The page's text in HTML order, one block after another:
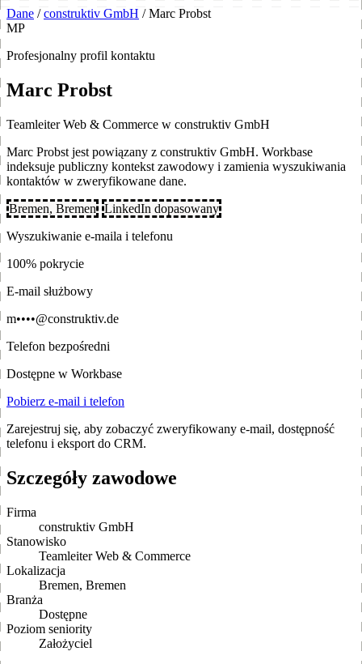
Dane / construktiv GmbH / Marc Probst
MP
Profesjonalny profil kontaktu
Marc Probst
Teamleiter Web & Commerce w construktiv GmbH
Marc Probst jest powiązany z construktiv GmbH. Workbase
indeksuje publiczny kontekst zawodowy i zamienia wyszukiwania
kontaktów w zweryfikowane dane.
Bremen, Bremen
LinkedIn dopasowany
Wyszukiwanie e-maila i telefonu
100% pokrycie
E-mail służbowy
m••••@construktiv.de
Telefon bezpośredni
Dostępne w Workbase
Pobierz e-mail i telefon
Zarejestruj się, aby zobaczyć zweryfikowany e-mail, dostępność
telefonu i eksport do CRM.
Szczegóły zawodowe
Firma
construktiv GmbH
Stanowisko
Teamleiter Web & Commerce
Lokalizacja
Bremen, Bremen
Branża
Dostępne
Poziom seniority
Założyciel